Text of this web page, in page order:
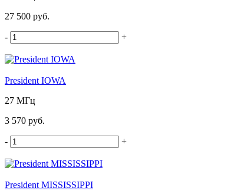
27 500 руб.
- +
President IOWA
27 МГц
3 570 руб.
- +
President MISSISSIPPI